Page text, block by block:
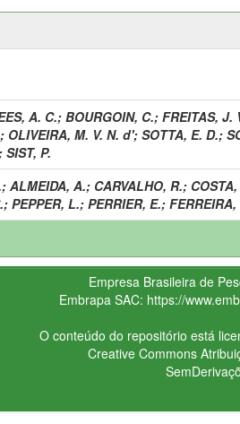
A. C.; BOURGOIN, C.; FREITAS, J.
; OLIVEIRA, M. V. N. d'; SOTTA, E. D.;
; SIST, P.
; ALMEIDA, A.; CARVALHO, R.;
; PEPPER, L.; PERRIER, E.; FERREIRA,
Empresa Brasileira de
Embrapa SAC: https://
O conteúdo do repositório está
Creative Commons